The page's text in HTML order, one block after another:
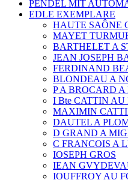
PENDEL MIT
EDLE EXEMPLARE
HAUTE SAÔNE
MAYET
BARTHELET A
JEAN JOSEPH
FERDINAND
BLONDEAU A
P A BROCARD
I Bte CATTIN AU
MAXIMIN
DAUTEL A
D GRAND A
C FRANCOIS A
IOSEPH GROS
IEAN
IOUFFROY AU